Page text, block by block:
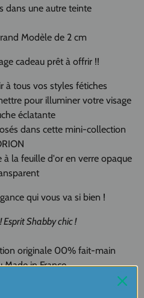
dans une autre teinte
Modèle de 2 cm
cadeau prêt à offrir !!
à tous vos styles fétiches
pour illuminer votre visage
éclatante
dans cette mini-collection
à la feuille d'or en verre opaque
qui vous va si bien !
Esprit Shabby chic !
originale 00% fait-main
Made in France